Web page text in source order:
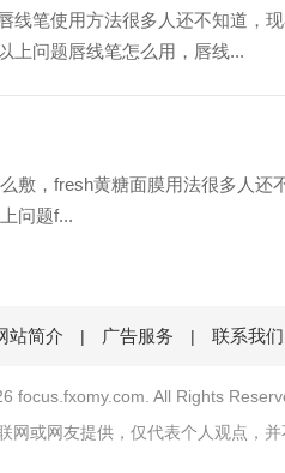
笔使用方法很多人还不知道，
上问题唇线笔怎么用，唇线...
敷，fresh黄糖面膜用法很多人还
问题f...
站简介 | 广告服务 | 联系我们
focus.fxomy.com. All Rights
网或网友提供，仅代表个人观点，